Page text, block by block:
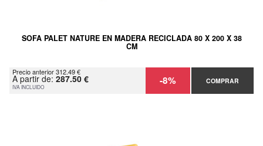
SOFA PALET NATURE EN MADERA RECICLADA 80 X 200 X 38
CM
Precio anterior 312.49 €
A partir de: 287.50 €
IVA INCLUIDO -8% COMPRAR